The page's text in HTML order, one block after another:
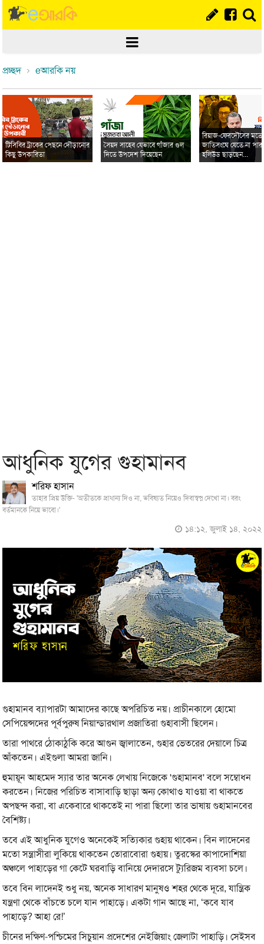
প্রচ্ছদ eআরকি নয়
টিসিবির ট্রাকের পেছনে দৌড়ানোর
কিছু উপকারিতা
সৈয়দ সাহেব যেভাবে গাঁজার গুল
দিতে উপদেশ দিয়েছেন
রিয়াজ-ফেরদৌসের মতো
জাতিসংঘে যেতে না
হলিউড ছাড়ছেন...
আধুনিক যুগের গুহামানব
শরিফ হাসান
তাহার প্রিয় উক্তি- 'অতীতকে প্রাধান্য দিও না, ভবিষ্যত নিয়েও দিবাস্বপ্ন দেখো না। বরং
বর্তমানকে নিয়ে ভাবো।'
১৪:১২, জুলাই ১৪, ২০২২
গুহামানব ব্যাপারটা আমাদের কাছে অপরিচিত নয়। প্রাচীনকালে হোমো
সেপিয়েন্সদের পূর্বপুরুষ নিয়ান্ডারথাল প্রজাতিরা গুহাবাসী ছিলেন।
তারা পাথরে ঠোকাঠুকি করে আগুন জ্বালাতেন, গুহার ভেতরের দেয়ালে চিত্র
আঁকতেন। এইগুলা আমরা জানি।
হুমায়ূন আহমেদ স্যার তার অনেক লেখায় নিজেকে 'গুহামানব' বলে সম্বোধন
করতেন। নিজের পরিচিত বাসাবাড়ি ছাড়া অন্য কোথাও যাওয়া বা থাকতে
অপছন্দ করা, বা একেবারে থাকতেই না পারা ছিলো তার ভাষায় গুহামানবের
বৈশিষ্ট্য।
তবে এই আধুনিক যুগেও অনেকেই সত্যিকার গুহায় থাকেন। বিন লাদেনের
মতো সন্ত্রাসীরা লুকিয়ে থাকতেন তোরাবোরা গুহায়। তুরস্কের কাপাদোশিয়া
অঞ্চলে পাহাড়ের গা কেটে ঘরবাড়ি বানিয়ে দেদারসে ট্যুরিজম ব্যবসা চলে।
তবে বিন লাদেনই শুধু নয়, অনেক সাধারণ মানুষও শহর থেকে দূরে, যান্ত্রিক
যন্ত্রণা থেকে বাঁচতে চলে যান পাহাড়ে। একটা গান আছে না, ‘কবে যাব
পাহাড়ে? আহা রে!’
চীনের দক্ষিণ-পশ্চিমের সিচুয়ান প্রদেশের নেইজিয়াং জেলাটা পাহাড়ি। সেইসব